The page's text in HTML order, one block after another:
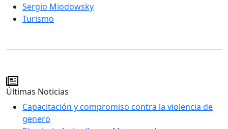
Sergio Miodowsky
Turismo
Últimas Noticias
Capacitación y compromiso contra la violencia de
genero